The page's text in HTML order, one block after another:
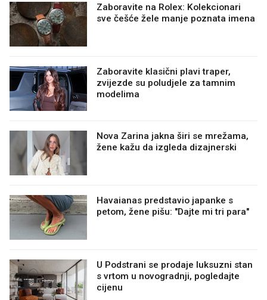
Zaboravite na Rolex: Kolekcionari
sve češće žele manje poznata imena
Zaboravite klasični plavi traper,
zvijezde su poludjele za tamnim
modelima
Nova Zarina jakna širi se mrežama,
žene kažu da izgleda dizajnerski
Havaianas predstavio japanke s
petom, žene pišu: "Dajte mi tri para"
U Podstrani se prodaje luksuzni stan
s vrtom u novogradnji, pogledajte
cijenu